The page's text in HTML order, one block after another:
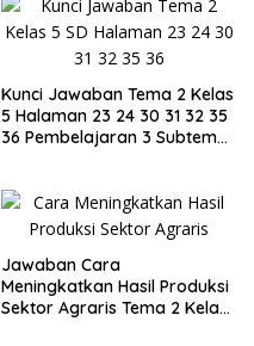
Kunci Jawaban Tema 2 Kelas
5 Halaman 23 24 30 31 32 35
36 Pembelajaran 3 Subtema
Jawaban Cara
Meningkatkan Hasil Produksi
Sektor Agraris Tema 2 Kelas